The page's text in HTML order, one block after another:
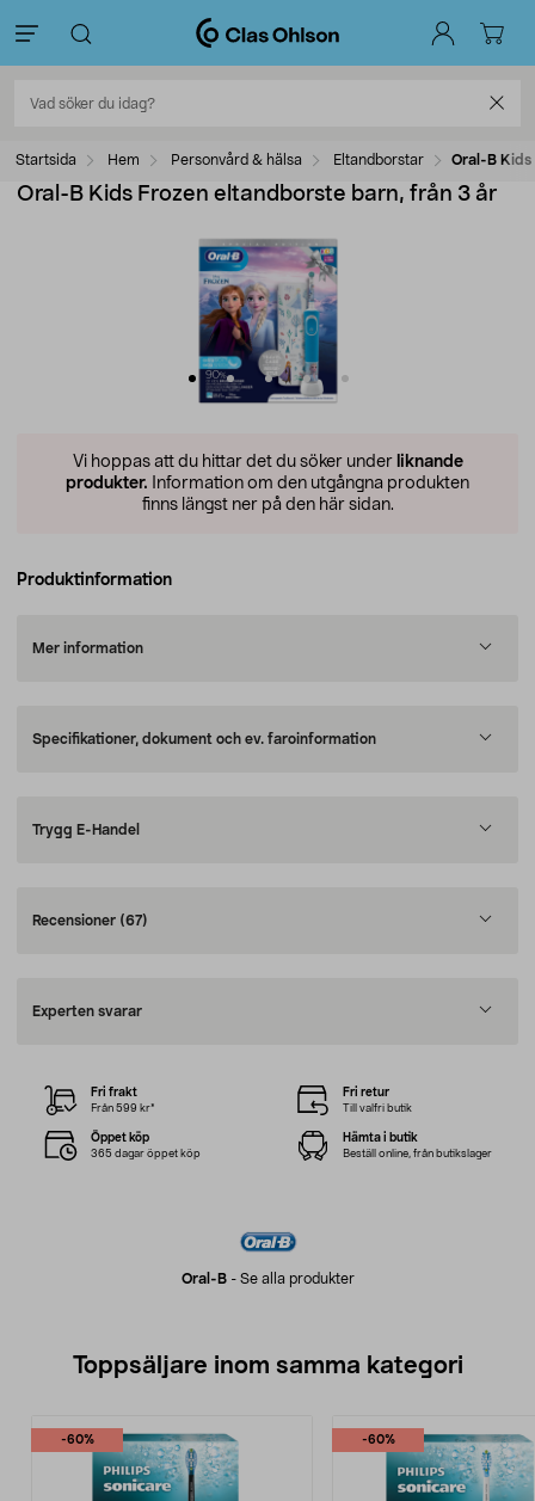
Startsida Hem Personvård & hälsa Eltandborstar Oral-B
Oral-B Kids Frozen eltandborste barn, från 3 år
Vi hoppas att du hittar det du söker under liknande
produkter. Information om den utgångna produkten
finns längst ner på den här sidan.
Produktinformation
Mer information
Specifikationer, dokument och ev. faroinformation
Trygg E-Handel
Recensioner (67)
Experten svarar
Oral-B- Se alla produkter
Fri frakt
Från 599 kr*
Fri retur
Till valfri butik
Öppet köp
365 dagar öppet köp
Hämta i butik
Beställ online, från butikslager
Toppsäljare inom samma kategori
-60% -60%